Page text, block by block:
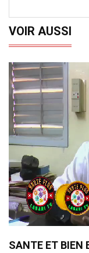
VOIR AUSSI
SANTE ET